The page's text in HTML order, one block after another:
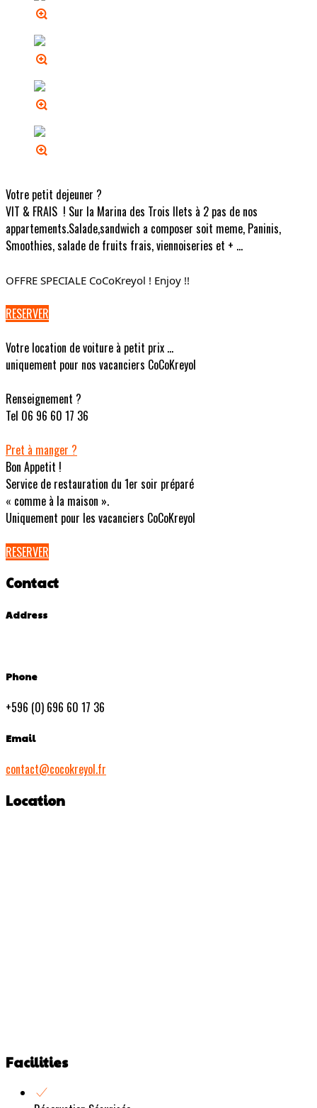
Votre petit dejeuner ?
VIT & FRAIS ! Sur la Marina des Trois Ilets à 2 pas de nos
appartements.Salade,sandwich a composer soit meme, Paninis,
Smoothies, salade de fruits frais, viennoiseries et + ...
OFFRE SPECIALE CoCoKreyol ! Enjoy !!
RESERVER
Votre location de voiture à petit prix ...
uniquement pour nos vacanciers CoCoKreyol
Renseignement ?
Tel 06 96 60 17 36
Pret à manger ?
Bon Appetit !
Service de restauration du 1er soir préparé
« comme à la maison ».
Uniquement pour les vacanciers CoCoKreyol
RESERVER
Contact
Address
Phone
+596 (0) 696 60 17 36
Email
contact@cocokreyol.fr
Location
Facilities